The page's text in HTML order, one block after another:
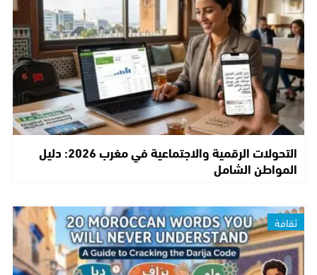
التحولات الرقمية والاجتماعية في مغرب 2026: دليل
المواطن الشامل
ثقافة